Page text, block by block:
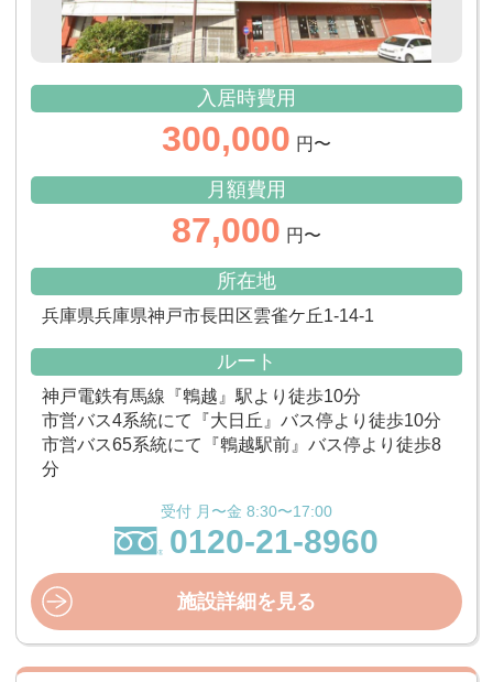
入居時費用
300,000 円〜
月額費用
87,000 円〜
所在地
兵庫県兵庫県神戸市長田区雲雀ケ丘1-14-1
ルート
神戸電鉄有馬線『鵯越』駅より徒歩10分
市営バス4系統にて『大日丘』バス停より徒歩10分
市営バス65系統にて『鵯越駅前』バス停より徒歩8
分
受付 月〜金 8:30〜17:00
0120-21-8960
施設詳細を見る